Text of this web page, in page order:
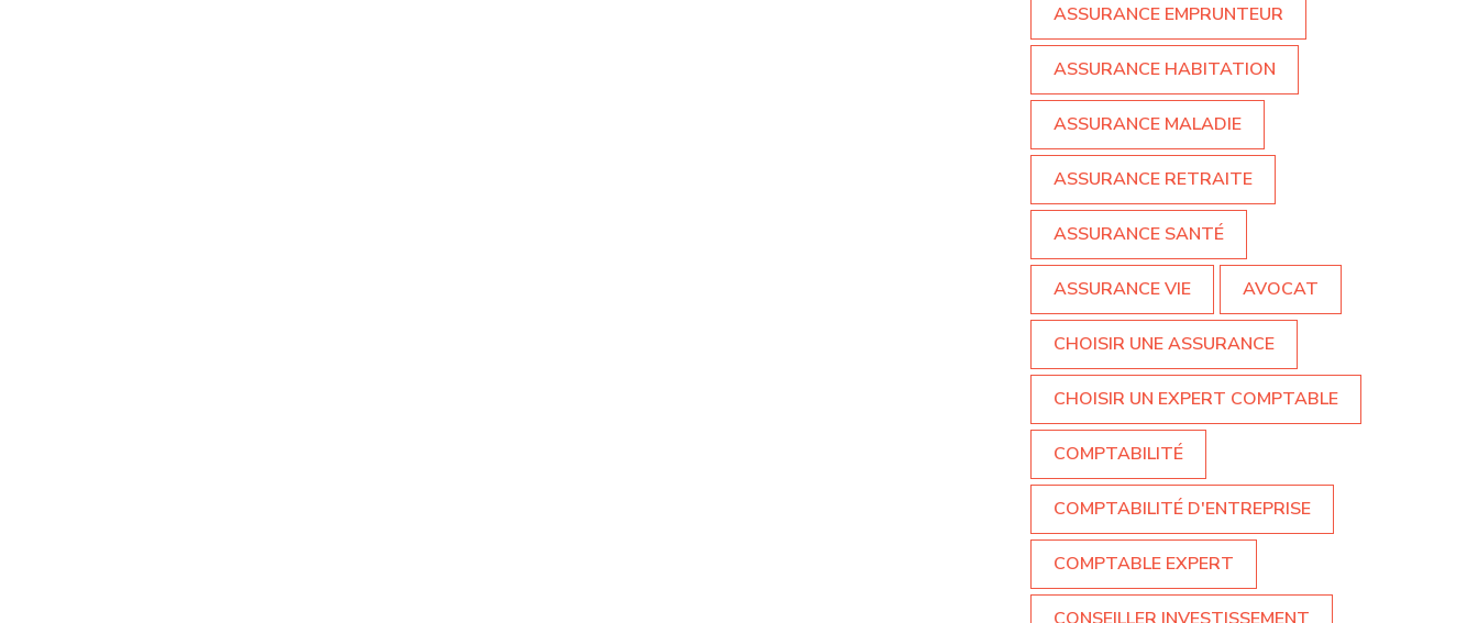
ASSURANCE EMPRUNTEUR
ASSURANCE HABITATION
ASSURANCE MALADIE
ASSURANCE RETRAITE
ASSURANCE SANTÉ
ASSURANCE VIE AVOCAT
CHOISIR UNE ASSURANCE
CHOISIR UN EXPERT COMPTABLE
COMPTABILITÉ
COMPTABILITÉ D'ENTREPRISE
COMPTABLE EXPERT